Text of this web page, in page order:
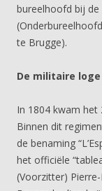
bureelhoofd bij de
te Brugge).
De militaire loge
In 1804 kwam het
Binnen dit
de benaming
het officiële
(Voorzitter)